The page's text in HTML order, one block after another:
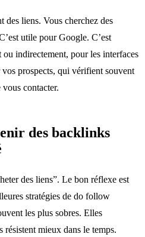
des liens. Vous cherchez des
utile pour Google. C’est
indirectement, pour les interfaces
prospects, qui vérifient souvent
contacter.
des backlinks
des liens”. Le bon réflexe est
stratégies de do follow
les plus sobres. Elles
résistent mieux dans le temps.